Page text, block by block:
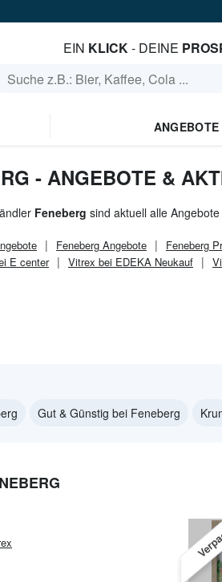
EIN KLICK- DEINE
ANGEBOTE
- ANGEBOTE &
Feneberg sind aktuell alle
Feneberg Angebote Feneberg
E center
Vitrex bei EDEKA Neukauf
Gut & Günstig bei Feneberg